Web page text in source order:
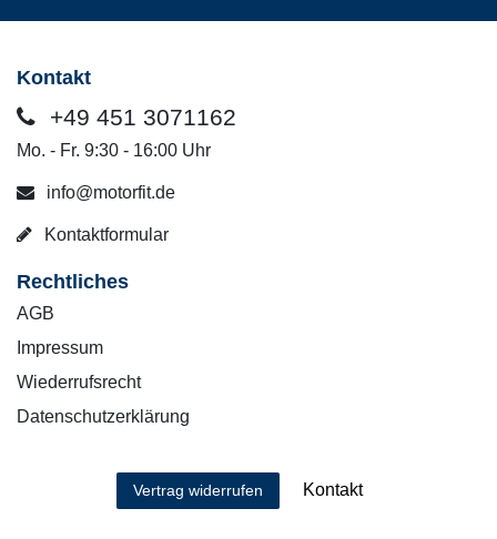
Kontakt
+49 451 3071162
Mo. - Fr. 9:30 - 16:00 Uhr
info@motorfit.de
Kontaktformular
Rechtliches
AGB
Impressum
Wiederrufsrecht
Datenschutzerklärung
Vertrag widerrufen Kontakt